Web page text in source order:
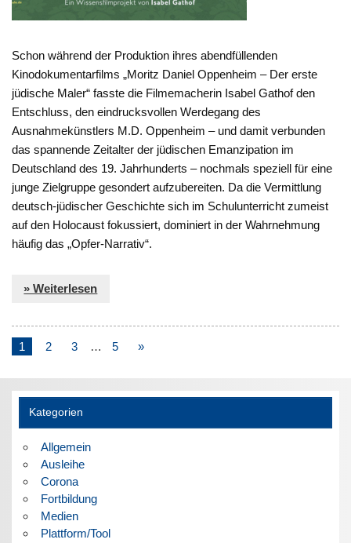
Schon während der Produktion ihres abendfüllenden
Kinodokumentarfilms „Moritz Daniel Oppenheim – Der erste
jüdische Maler“ fasste die Filmemacherin Isabel Gathof den
Entschluss, den eindrucksvollen Werdegang des
Ausnahmekünstlers M.D. Oppenheim – und damit verbunden
das spannende Zeitalter der jüdischen Emanzipation im
Deutschland des 19. Jahrhunderts – nochmals speziell für eine
junge Zielgruppe gesondert aufzubereiten. Da die Vermittlung
deutsch-jüdischer Geschichte sich im Schulunterricht zumeist
auf den Holocaust fokussiert, dominiert in der Wahrnehmung
häufig das „Opfer-Narrativ“.
» Weiterlesen
1 2 3 … 5 »
Kategorien
Allgemein
Ausleihe
Corona
Fortbildung
Medien
Plattform/Tool